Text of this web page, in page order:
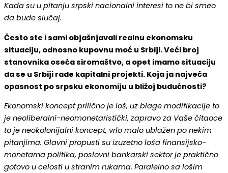
Kada su u pitanju srpski nacionalni interesi to ne bi smeo
da bude slučaj.
Često ste i sami objašnjavali realnu ekonomsku
situaciju, odnosno kupovnu moć u Srbiji. Veći broj
stanovnika oseća siromaštvo, a opet imamo situaciju
da se u Srbiji rade kapitalni projekti. Koja ja najveća
opasnost po srpsku ekonomiju u bližoj budućnosti?
Ekonomski koncept prilično je loš, uz blage modifikacije to
je neoliberalni-neomonetaristički, zapravo za Vaše čitaoce
to je neokolonijalni koncept, vrlo malo ublažen po nekim
pitanjima. Glavni propusti su izuzetno loša finansijsko-
monetarna politika, poslovni bankarski sektor je praktično
gotovo u celosti u stranim rukama. Paralelno sa lošim